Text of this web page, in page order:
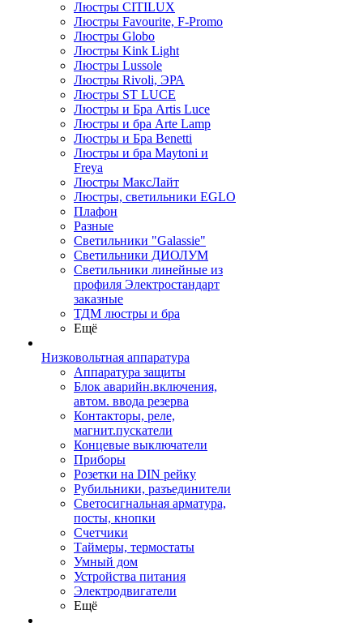
Люстры CITILUX
Люстры Favourite, F-Promo
Люстры Globo
Люстры Kink Light
Люстры Lussole
Люстры Rivoli, ЭРА
Люстры ST LUCE
Люстры и Бра Artis Luce
Люстры и бра Arte Lamp
Люстры и Бра Benetti
Люстры и бра Maytoni и
Freya
Люстры МаксЛайт
Люстры, светильники EGLO
Плафон
Разные
Светильники "Galassie"
Светильники ДИОЛУМ
Светильники линейные из
профиля Электростандарт
заказные
ТДМ люстры и бра
Ещё
Низковольтная аппаратура
Аппаратура защиты
Блок аварийн.включения,
автом. ввода резерва
Контакторы, реле,
магнит.пускатели
Концевые выключатели
Приборы
Розетки на DIN рейку
Рубильники, разъединители
Светосигнальная арматура,
посты, кнопки
Счетчики
Таймеры, термостаты
Умный дом
Устройства питания
Электродвигатели
Ещё